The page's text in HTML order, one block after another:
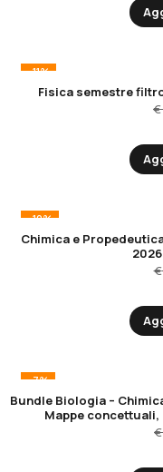
-11%
Fisica semestre
€
-10%
Chimica e
€
-7%
Bundle Biologia –
Mappe
€